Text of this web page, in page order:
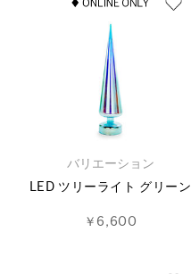
バリエーション
LED ツリーライト グリーン
￥6,600